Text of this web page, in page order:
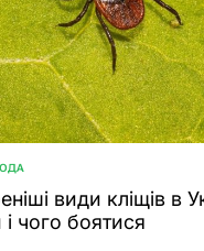
види кліщів в
і чого боятися